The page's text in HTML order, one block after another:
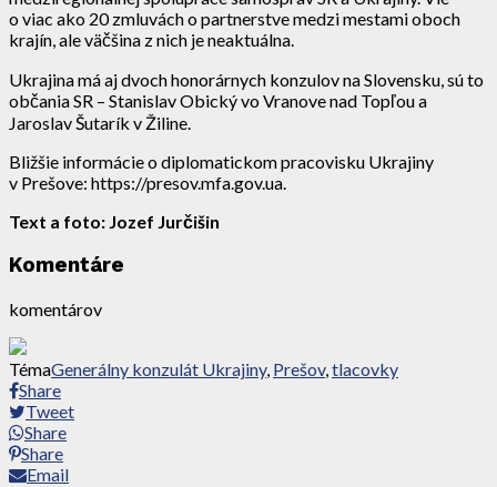
o viac ako 20 zmluvách o partnerstve medzi mestami oboch
krajín, ale väčšina z nich je neaktuálna.
Ukrajina má aj dvoch honorárnych konzulov na Slovensku, sú to
občania SR – Stanislav Obický vo Vranove nad Topľou a
Jaroslav Šutarík v Žiline.
Bližšie informácie o diplomatickom pracovisku Ukrajiny
v Prešove: https://presov.mfa.gov.ua.
Text a foto: Jozef Jurčišin
Komentáre
komentárov
TémaGenerálny konzulát Ukrajiny, Prešov,tlacovky
Share
Tweet
Share
Share
Email